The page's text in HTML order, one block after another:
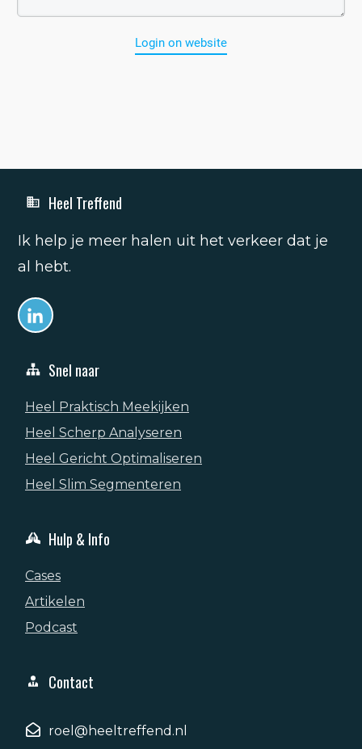
Login on website
Heel Treffend
Ik help je meer halen uit het verkeer dat je
al hebt.
Snel naar
Heel Praktisch Meekijken
Heel Scherp Analyseren
Heel Gericht Optimaliseren
Heel Slim Segmenteren
Hulp & Info
Cases
Artikelen
Podcast
Contact
roel@heeltreffend.nl